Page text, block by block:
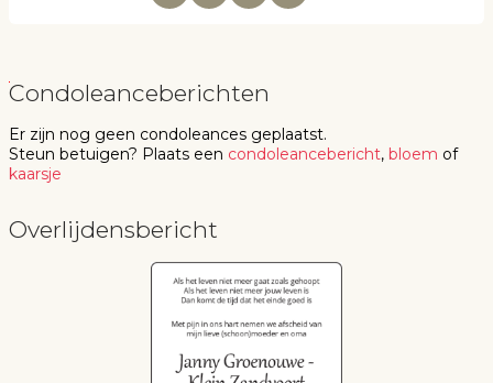
Condoleanceberichten
Er zijn nog geen condoleances geplaatst.
Steun betuigen? Plaats een condoleancebericht, bloem of
kaarsje
Overlijdensbericht